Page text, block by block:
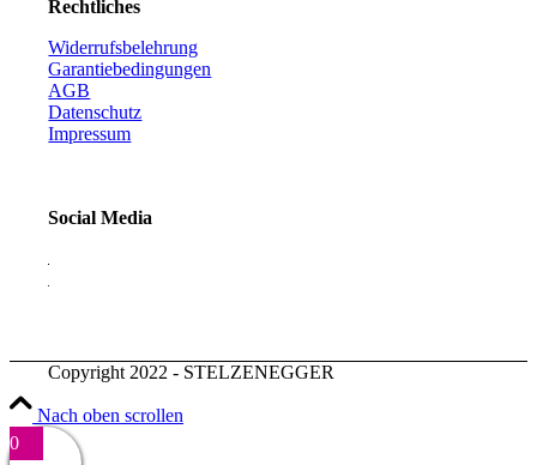
Rechtliches
Widerrufsbelehrung
Garantiebedingungen
AGB
Datenschutz
Impressum
Social Media
Copyright 2022 - STELZENEGGER
Nach oben scrollen
0